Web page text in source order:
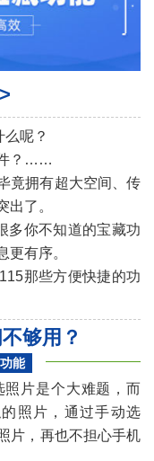
呢？
件？……
竟拥有超大空间、传
出了。
多你不知道的宝藏功
更有序。
那些方便快捷的功
够用？
功能
照片是个大难题，而
照片，通过手动选
片，再也不担心手机